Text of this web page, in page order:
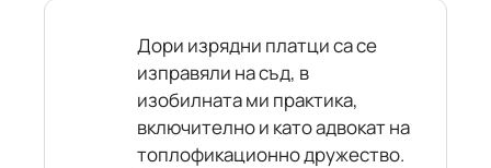
Дори изрядни платци са се
изправяли на съд, в
изобилната ми практика,
включително и като адвокат на
топлофикационно дружество.